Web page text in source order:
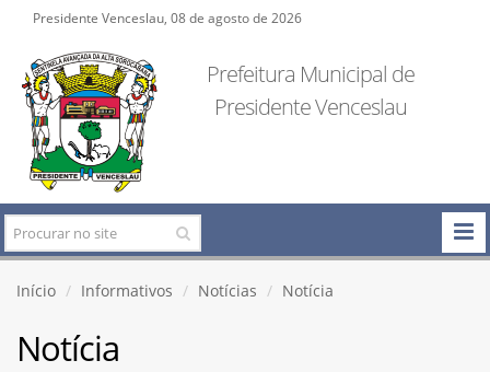
Presidente Venceslau, 08 de agosto de 2026
Prefeitura Municipal de
Presidente Venceslau
Início Informativos Notícias Notícia
Notícia